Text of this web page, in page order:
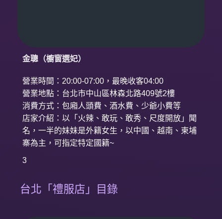
金聰（櫥窗選妃）
營業時間：20:00-07:00，最晚收客04:00
營業地點：台北市中山區林森北路409號2樓
消費方式：包廂人頭費、酒水費、少爺小費等
店家介紹：以「火辣、敢玩、敢秀、尺度開放」聞
名，一半的妹妹是外籍女生，以中國、越南、柬埔
寨為主，可指定特定國籍~
3
台北「禮服店」目錄